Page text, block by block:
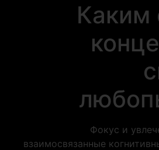
Каким
Фокус и
взаимосвязанные